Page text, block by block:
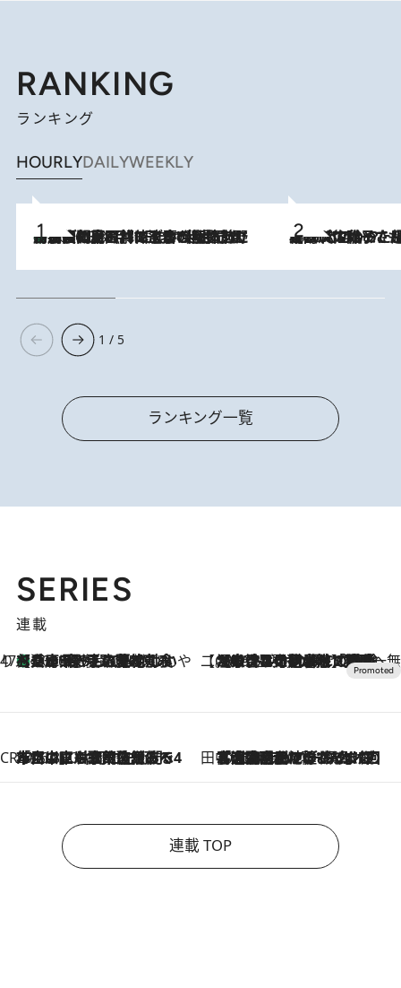
RANKING
ランキング
HOURLYDAILYWEEKLY
2026.8.8
「最後に見られてよかった」上野動物園の東園パンダ舎が解体前に特別公開。8月16日まで延長されたパネル展と共に辿る“半世紀”のパンダ飼育《解体工事の図面あり》 2026.8.5
【阿川佐和子さんの年とる力】なぜ70代で始めた趣味は“こんなに楽しい”のか？ ピアノ、俳句…スランプに陥っても続けられる“ある秘訣”とは
1 / 5
ランキング一覧
SERIES
連載
47都道府県の手みやげ ひんやりスイーツで夏を満喫
2026.8.8
【兵庫県】この夏絶対食べたい 冷やしておいしいおやつ3選 淡路島の恵みをジェラートに集約 【CREA×星野リゾート】唯一無二。癒しと発見が待つ場所へ
2026.8.7
【トンボの足水浴】ヒノキの香りに包まれて涼感マックス！約13℃の湧水かけ流しを避暑地「星野温泉 トンボの湯」で体験
CREA'S CHOICE
2026.8.7
「立川にも歌舞伎があるんだよ」 片岡仁左衛門・市川中車ら豪華座組みで4年目の立川立飛歌舞伎へ 田中稲の勝手に再ブーム
2026.8.7
「湘南乃風に憧れて」観客大盛上がりの“タオル回し”に、ラッパー顔負けの高速歌唱まで…さだまさし（74）のアグレッシブすぎる現在地
連載 TOP